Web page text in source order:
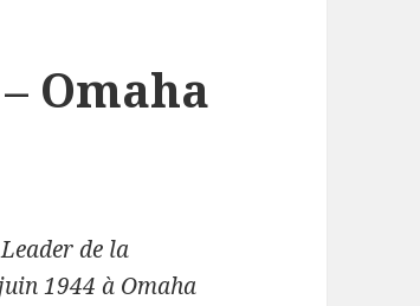
Omaha
de la
1944 à Omaha